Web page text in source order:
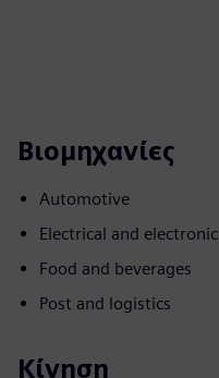
Βιομηχανίες
Automotive
Electrical and electronic
Food and beverages
Post and logistics
Κίνηση